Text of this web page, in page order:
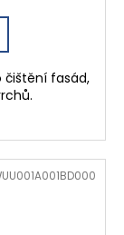
čištění fasád,